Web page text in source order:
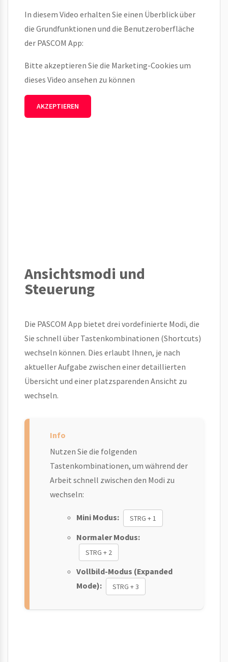
In diesem Video erhalten Sie einen Überblick über
die Grundfunktionen und die Benutzeroberfläche
der PASCOM App:
Bitte akzeptieren Sie die Marketing-Cookies um
dieses Video ansehen zu können
AKZEPTIEREN
Ansichtsmodi und
Steuerung
Die PASCOM App bietet drei vordefinierte Modi, die
Sie schnell über Tastenkombinationen (Shortcuts)
wechseln können. Dies erlaubt Ihnen, je nach
aktueller Aufgabe zwischen einer detaillierten
Übersicht und einer platzsparenden Ansicht zu
wechseln.
Nutzen Sie die folgenden
Tastenkombinationen, um während der
Arbeit schnell zwischen den Modi zu
wechseln:
Mini Modus: STRG + 1
Normaler Modus:
STRG + 2
Vollbild-Modus (Expanded
Mode):
STRG + 3